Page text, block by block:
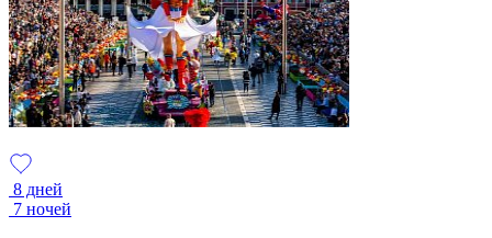
8 дней
7 ночей